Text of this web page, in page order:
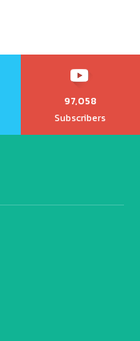
97,058
Subscribers